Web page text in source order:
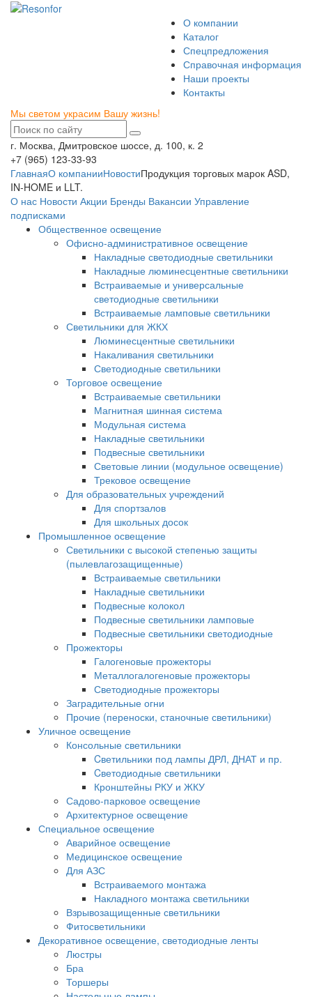
О компании
Каталог
Спецпредложения
Справочная информация
Наши проекты
Контакты
Мы светом украсим Вашу жизнь!
г. Москва, Дмитровское шоссе, д. 100, к. 2
+7 (965) 123-33-93
ГлавнаяО компанииНовостиПродукция торговых марок ASD,
IN-HOME и LLT.
О нас Новости Акции Бренды Вакансии Управление
подписками
Общественное освещение
Офисно-административное освещение
Накладные светодиодные светильники
Накладные люминесцентные светильники
Встраиваемые и универсальные
светодиодные светильники
Встраиваемые ламповые светильники
Светильники для ЖКХ
Люминесцентные светильники
Накаливания светильники
Светодиодные светильники
Торговое освещение
Встраиваемые светильники
Магнитная шинная система
Модульная система
Накладные светильники
Подвесные светильники
Световые линии (модульное освещение)
Трековое освещение
Для образовательных учреждений
Для спортзалов
Для школьных досок
Промышленное освещение
Светильники с высокой степенью защиты
(пылевлагозащищенные)
Встраиваемые светильники
Накладные светильники
Подвесные колокол
Подвесные светильники ламповые
Подвесные светильники светодиодные
Прожекторы
Галогеновые прожекторы
Металлогалогеновые прожекторы
Светодиодные прожекторы
Заградительные огни
Прочие (переноски, станочные светильники)
Уличное освещение
Консольные светильники
Cветильники под лампы ДРЛ, ДНАТ и пр.
Cветодиодные светильники
Кронштейны РКУ и ЖКУ
Садово-парковое освещение
Архитектурное освещение
Специальное освещение
Аварийное освещение
Медицинское освещение
Для АЗС
Встраиваемого монтажа
Накладного монтажа светильники
Взрывозащищенные светильники
Фитосветильники
Декоративное освещение, светодиодные ленты
Люстры
Бра
Торшеры